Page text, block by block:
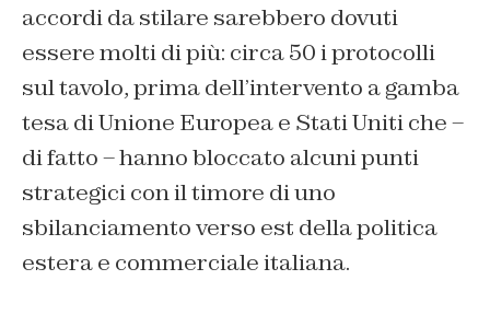
accordi da stilare sarebbero dovuti
essere molti di più: circa 50 i protocolli
sul tavolo, prima dell’intervento a gamba
tesa di Unione Europea e Stati Uniti che –
di fatto – hanno bloccato alcuni punti
strategici con il timore di uno
sbilanciamento verso est della politica
estera e commerciale italiana.